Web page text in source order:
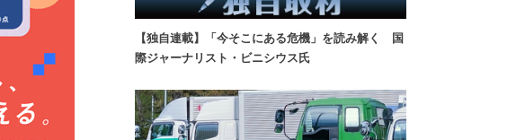
【独自連載】「今そこにある危機」を読み解く 国
際ジャーナリスト・ビニシウス氏